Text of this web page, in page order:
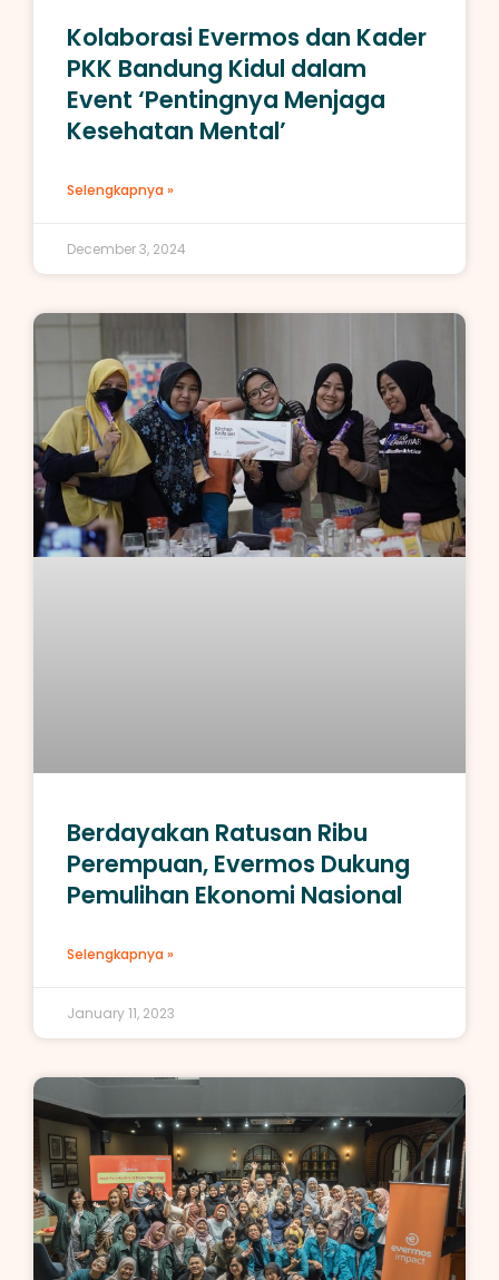
Kolaborasi Evermos dan Kader
PKK Bandung Kidul dalam
Event ‘Pentingnya Menjaga
Kesehatan Mental’
Selengkapnya »
December 3, 2024
Berdayakan Ratusan Ribu
Perempuan, Evermos Dukung
Pemulihan Ekonomi Nasional
Selengkapnya »
January 11, 2023